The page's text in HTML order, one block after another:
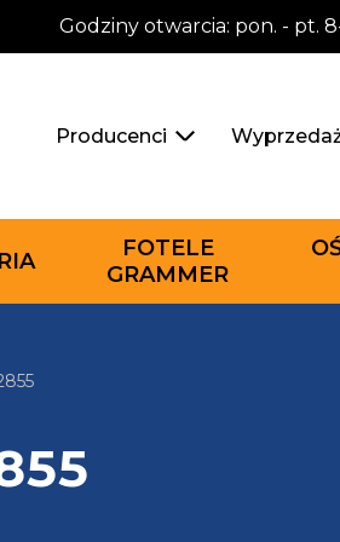
Godziny otwarcia: pon. - pt.
Producenci
FOTELE
GRAMMER